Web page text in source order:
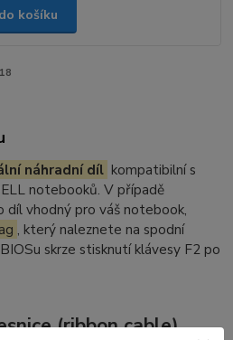
košíku
náhradní díl kompatibilní s
notebooků. V případě
vhodný pro váš notebook,
, který naleznete na spodní
skrze stisknutí klávesy F2 po
(ribbon cable)